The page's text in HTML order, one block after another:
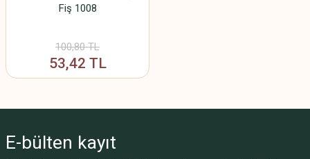
Fiş 1008
100,80 TL
53,42 TL
E-bülten kayıt